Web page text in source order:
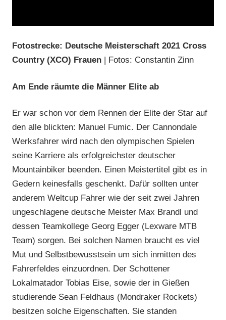
Fotostrecke: Deutsche Meisterschaft 2021 Cross
Country (XCO) Frauen | Fotos: Constantin Zinn
Am Ende räumte die Männer Elite ab
Er war schon vor dem Rennen der Elite der Star auf
den alle blickten: Manuel Fumic. Der Cannondale
Werksfahrer wird nach den olympischen Spielen
seine Karriere als erfolgreichster deutscher
Mountainbiker beenden. Einen Meistertitel gibt es in
Gedern keinesfalls geschenkt. Dafür sollten unter
anderem Weltcup Fahrer wie der seit zwei Jahren
ungeschlagene deutsche Meister Max Brandl und
dessen Teamkollege Georg Egger (Lexware MTB
Team) sorgen. Bei solchen Namen braucht es viel
Mut und Selbstbewusstsein um sich inmitten des
Fahrerfeldes einzuordnen. Der Schottener
Lokalmatador Tobias Eise, sowie der in Gießen
studierende Sean Feldhaus (Mondraker Rockets)
besitzen solche Eigenschaften. Sie standen